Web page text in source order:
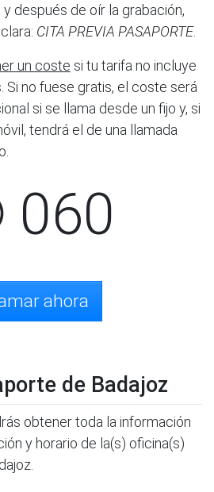
después de oír la grabación,
CITA PREVIA PASAPORTE.
un coste si tu tarifa no incluye
Si no fuese gratis, el coste será
si se llama desde un fijo y, si
tendrá el de una llamada
ahora
de Badajoz
obtener toda la información
y horario de la(s) oficina(s)